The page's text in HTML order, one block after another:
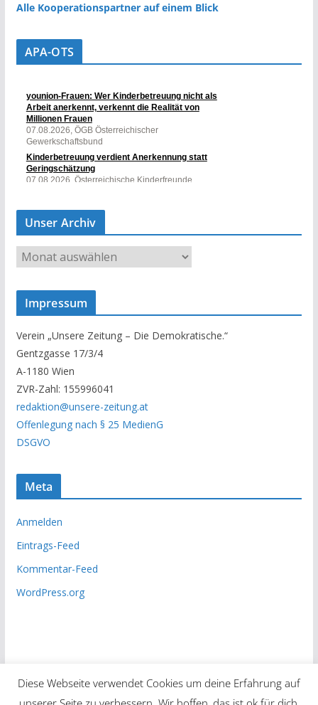
Alle Kooperationspartner auf einem Blick
APA-OTS
Unser Archiv
U
s
A
r
c
h
i
v
Impressum
Verein „Unsere Zeitung – Die Demokratische.“
Gentzgasse 17/3/4
A-1180 Wien
ZVR-Zahl: 155996041
redaktion@unsere-zeitung.at
Offenlegung nach § 25 MedienG
DSGVO
Meta
Anmelden
Eintrags-Feed
Kommentar-Feed
WordPress.org
Diese Webseite verwendet Cookies um deine Erfahrung auf